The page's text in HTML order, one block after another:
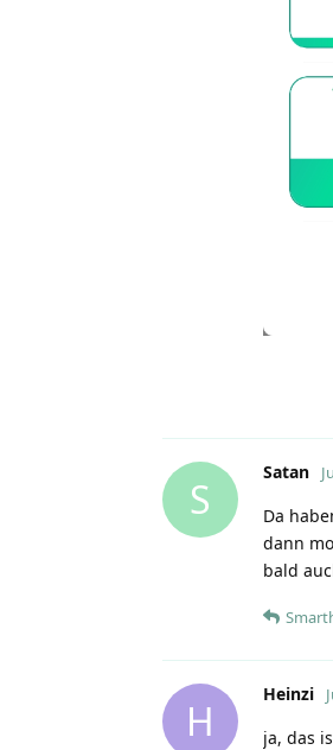
S
Satan
Da
dann
bald
H
Heinzi
ja, das